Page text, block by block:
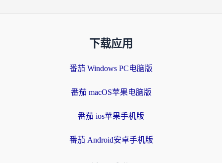
下载应用
番茄 Windows PC电脑版
番茄 macOS苹果电脑版
番茄 ios苹果手机版
番茄 Android安卓手机版